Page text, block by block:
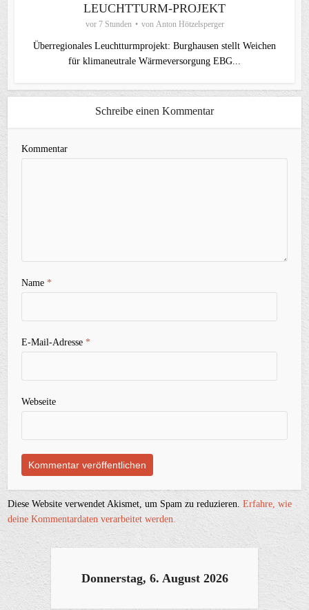
LEUCHTTURM-PROJEKT
vor 7 Stunden von Anton Hötzelsperger
Überregionales Leuchtturmprojekt: Burghausen stellt Weichen
für klimaneutrale Wärmeversorgung EBG...
Schreibe einen Kommentar
Kommentar
Name*
E-Mail-Adresse*
Webseite
Diese Website verwendet Akismet, um Spam zu reduzieren.Erfahre, wie
deine Kommentardaten verarbeitet werden.
Donnerstag, 6. August 2026